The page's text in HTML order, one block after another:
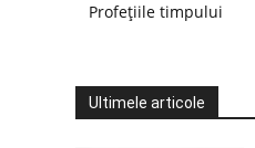
Profețiile timpului
Ultimele articole